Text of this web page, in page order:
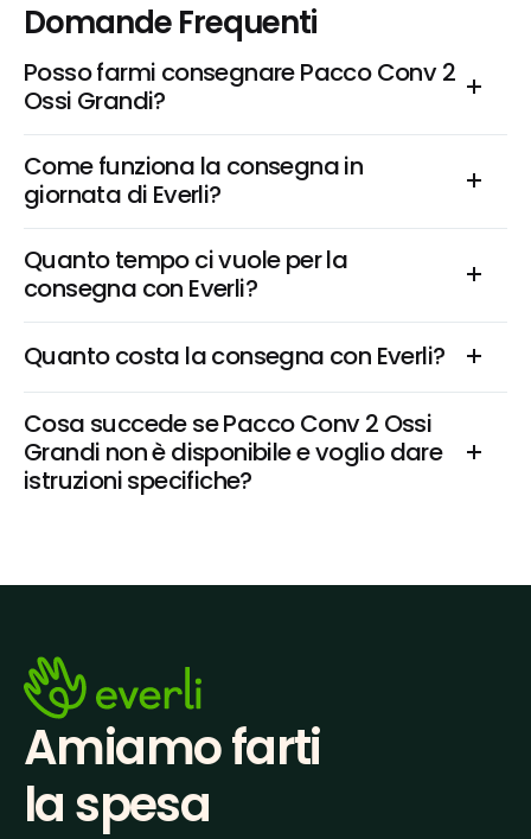
Domande Frequenti
Posso farmi consegnare Pacco Conv 2
Ossi Grandi?
Come funziona la consegna in
giornata di Everli?
Quanto tempo ci vuole per la
consegna con Everli?
Quanto costa la consegna con Everli?
Cosa succede se Pacco Conv 2 Ossi
Grandi non è disponibile e voglio dare
istruzioni specifiche?
Amiamo farti
la spesa